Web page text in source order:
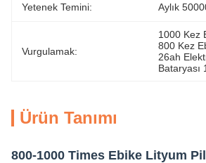
Yetenek Temini: Aylık
Vurgulamak:
1000 Kez
800 Kez
26ah
Bataryası
Ürün Tanımı
800-1000 Times Ebike Lityum